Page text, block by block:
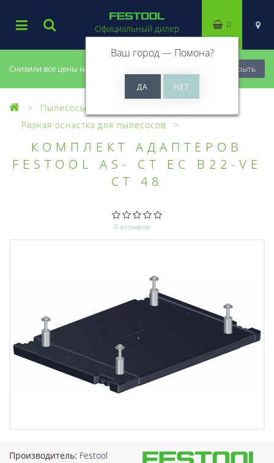
Снизили все цены на 20%, успей купить! Закрыть
Официальный дилер
Ваш город — Помона?
0
Пылесосы
Разная оснастка для пылесосов
КОМПЛЕКТ АДАПТЕРОВ
FESTOOL AS- CT EC B22-VE
CT 48
0 отзывов
Производитель: Festool